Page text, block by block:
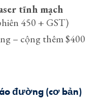
tĩnh mạch
450 + GST)
– cộng thêm $400
đường (cơ bản)